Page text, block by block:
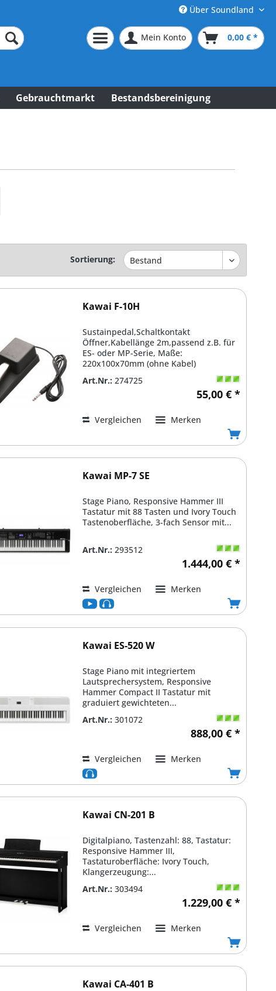
Über Soundland
Mein Konto 0,00 € *
Gebrauchtmarkt Bestandsbereinigung
Sortierung:
Kawai F-10H
Sustainpedal,Schaltkontakt
Öffner,Kabellänge 2m,passend z.B. für
ES- oder MP-Serie, Maße:
220x100x70mm (ohne Kabel)
Art.Nr.: 274725
55,00 € *
Vergleichen Merken
Kawai MP-7 SE
Stage Piano, Responsive Hammer III
Tastatur mit 88 Tasten und Ivory Touch
Tastenoberfläche, 3-fach Sensor mit...
Art.Nr.: 293512
1.444,00 € *
Vergleichen Merken
Kawai ES-520 W
Stage Piano mit integriertem
Lautsprechersystem, Responsive
Hammer Compact II Tastatur mit
graduiert gewichteten...
Art.Nr.: 301072
888,00 € *
Vergleichen Merken
Kawai CN-201 B
Digitalpiano, Tastenzahl: 88, Tastatur:
Responsive Hammer III,
Tastaturoberfläche: Ivory Touch,
Klangerzeugung:...
Art.Nr.: 303494
1.229,00 € *
Vergleichen Merken
Kawai CA-401 B